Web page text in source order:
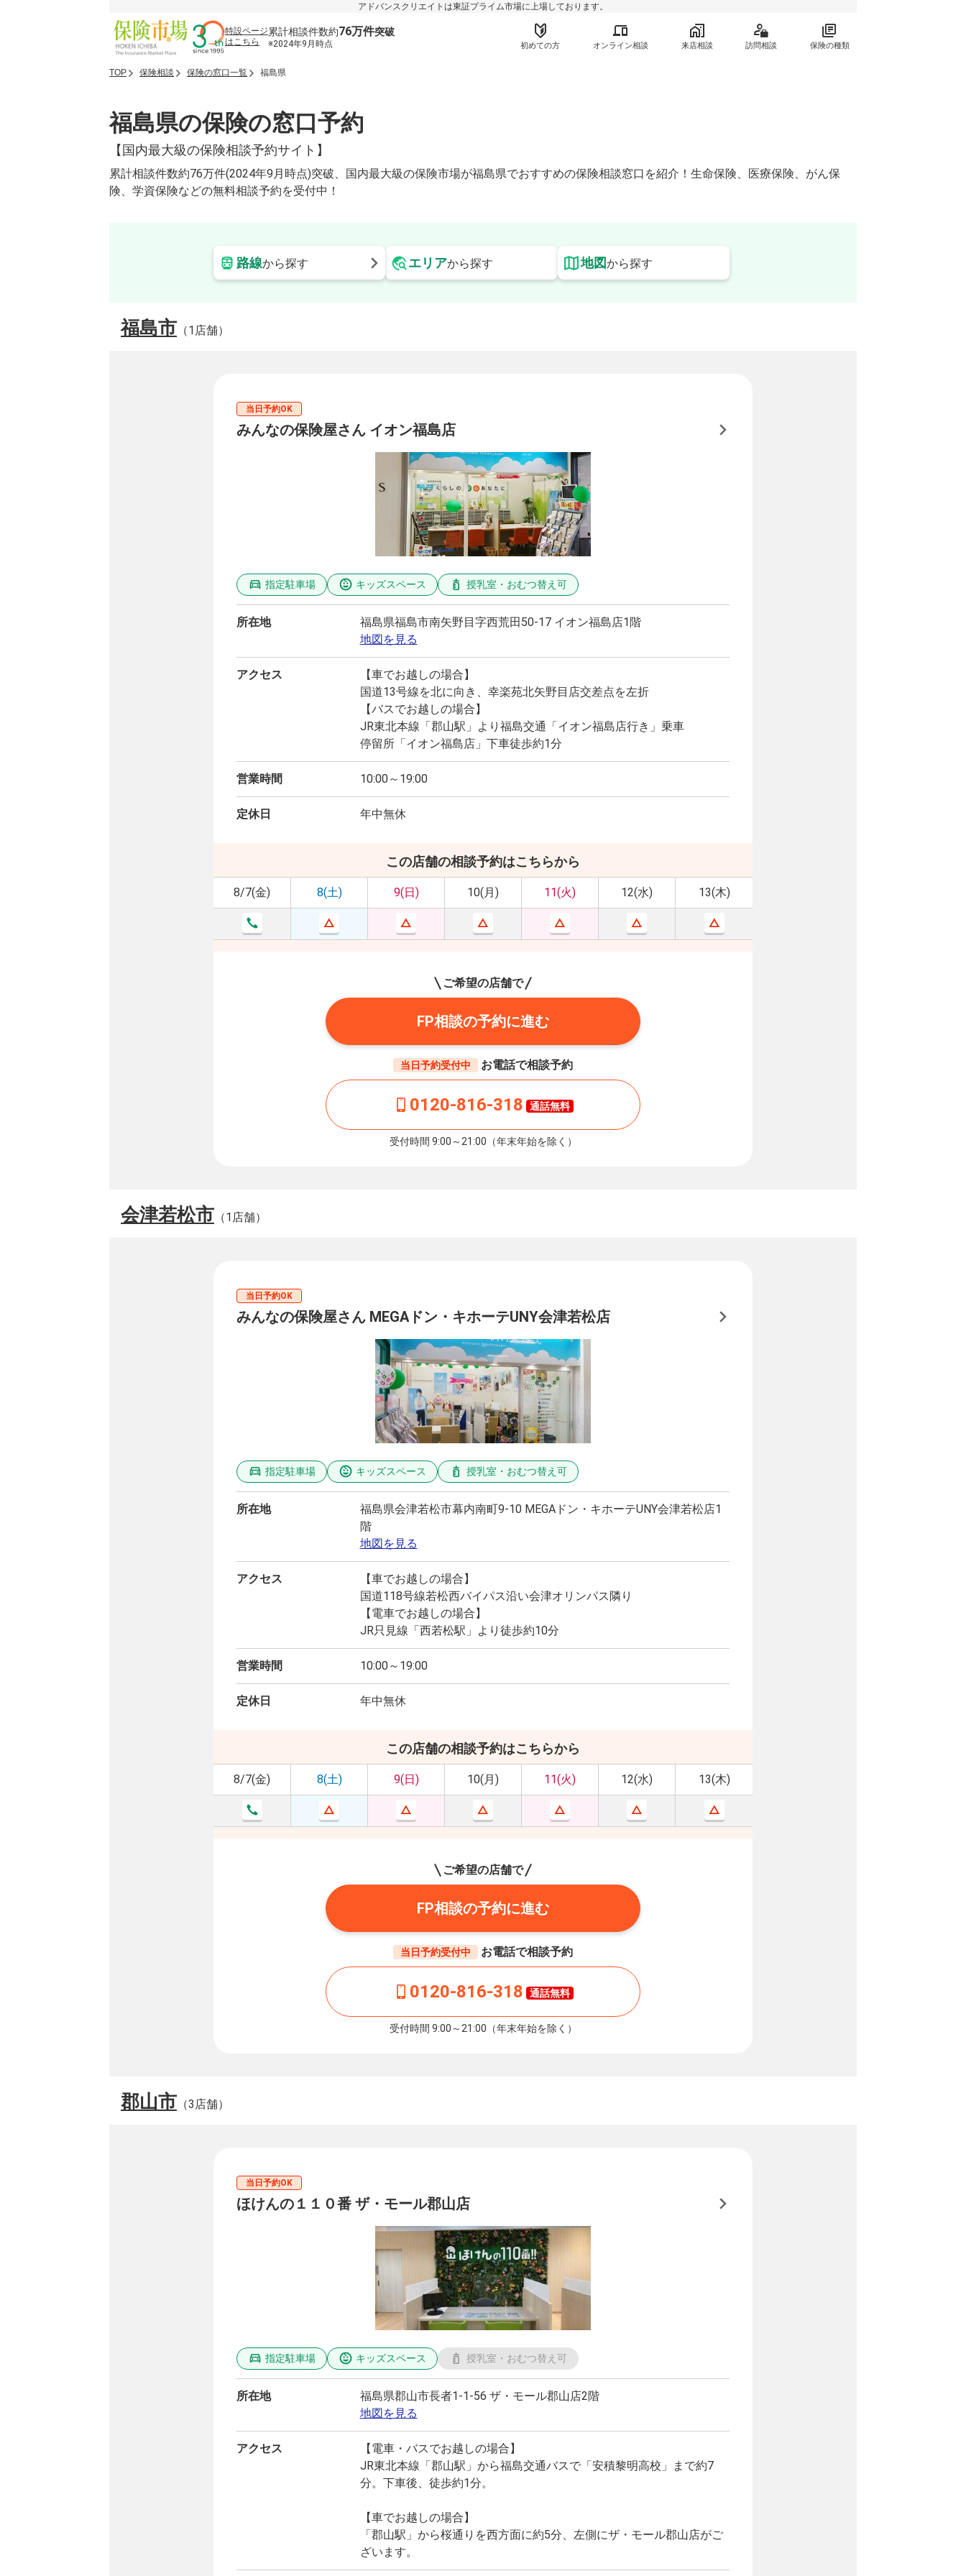
アドバンスクリエイトは東証プライム市場に上場しております。
特設ページ
はこちら
累計相談件数約76万件突破
※2024年9月時点 初めての方 オンライン相談 来店相談 訪問相談 保険の種類
TOP 保険相談 保険の窓口一覧 福島県
福島県の保険の窓口予約
【国内最大級の保険相談予約サイト】
累計相談件数約76万件(2024年9月時点)突破、国内最大級の保険市場が福島県でおすすめの保険相談窓口を紹介！生命保険、医療保険、がん保
険、学資保険などの無料相談予約を受付中！
路線から探す エリアから探す 地図から探す
福島市 （1店舗）
当日予約OK
みんなの保険屋さん イオン福島店
指定駐車場 キッズスペース 授乳室・おむつ替え可
所在地
福島県福島市南矢野目字西荒田50-17 イオン福島店1階
地図を見る
アクセス
【車でお越しの場合】
国道13号線を北に向き、幸楽苑北矢野目店交差点を左折
【バスでお越しの場合】
JR東北本線「郡山駅」より福島交通「イオン福島店行き」乗車
停留所「イオン福島店」下車徒歩約1分
営業時間 10:00～19:00
定休日 年中無休
この店舗の相談予約はこちらから
8/7(金) 8(土) 9(日) 10(月) 11(火) 12(水) 13(木)
ご希望の店舗で
FP相談の予約に進む
当日予約受付中 お電話で相談予約
0120-816-318 通話無料
受付時間 9:00～21:00（年末年始を除く）
会津若松市 （1店舗）
当日予約OK
みんなの保険屋さん MEGAドン・キホーテUNY会津若松店
指定駐車場 キッズスペース 授乳室・おむつ替え可
所在地
福島県会津若松市幕内南町9-10 MEGAドン・キホーテUNY会津若松店1
階
地図を見る
アクセス
【車でお越しの場合】
国道118号線若松西バイパス沿い会津オリンパス隣り
【電車でお越しの場合】
JR只見線「西若松駅」より徒歩約10分
営業時間 10:00～19:00
定休日 年中無休
この店舗の相談予約はこちらから
8/7(金) 8(土) 9(日) 10(月) 11(火) 12(水) 13(木)
ご希望の店舗で
FP相談の予約に進む
当日予約受付中 お電話で相談予約
0120-816-318 通話無料
受付時間 9:00～21:00（年末年始を除く）
郡山市 （3店舗）
当日予約OK
ほけんの１１０番 ザ・モール郡山店
指定駐車場 キッズスペース 授乳室・おむつ替え可
所在地
福島県郡山市長者1-1-56 ザ・モール郡山店2階
地図を見る
アクセス
【電車・バスでお越しの場合】
JR東北本線「郡山駅」から福島交通バスで「安積黎明高校」まで約7
分。下車後、徒歩約1分。
【車でお越しの場合】
「郡山駅」から桜通りを西方面に約5分、左側にザ・モール郡山店がご
ざいます。